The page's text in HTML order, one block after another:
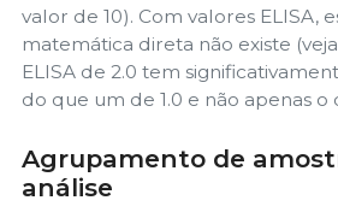
valor de 10). Com valores ELISA,
matemática direta não existe
ELISA de 2.0 tem
do que um de 1.0 e não apenas o
Agrupamento de
análise